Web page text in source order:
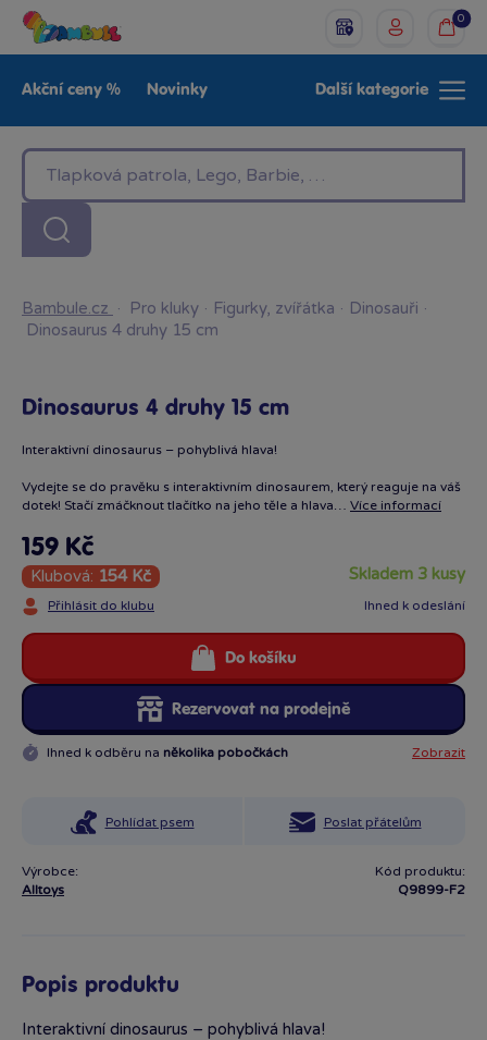
0
Akční ceny % Novinky
LEGO®
Baby Značky
Další kategorie
Bambule.cz · Pro kluky · Figurky, zvířátka · Dinosauři ·
Dinosaurus 4 druhy 15 cm
Dinosaurus 4 druhy 15 cm
Interaktivní dinosaurus – pohyblivá hlava!
Vydejte se do pravěku s interaktivním dinosaurem, který reaguje na váš
dotek! Stačí zmáčknout tlačítko na jeho těle a hlava… Více informací
159 Kč
Klubová: 154 Kč
Přihlásit do klubu
skladem 3 kusy
Ihned k odeslání
Rezervovat na prodejně
Do košíku
Ihned k odběru na několika pobočkách Zobrazit
Pohlídat psem Poslat přátelům
Výrobce:
Alltoys
Kód produktu:
Q9899-F2
Popis produktu
Interaktivní dinosaurus – pohyblivá hlava!